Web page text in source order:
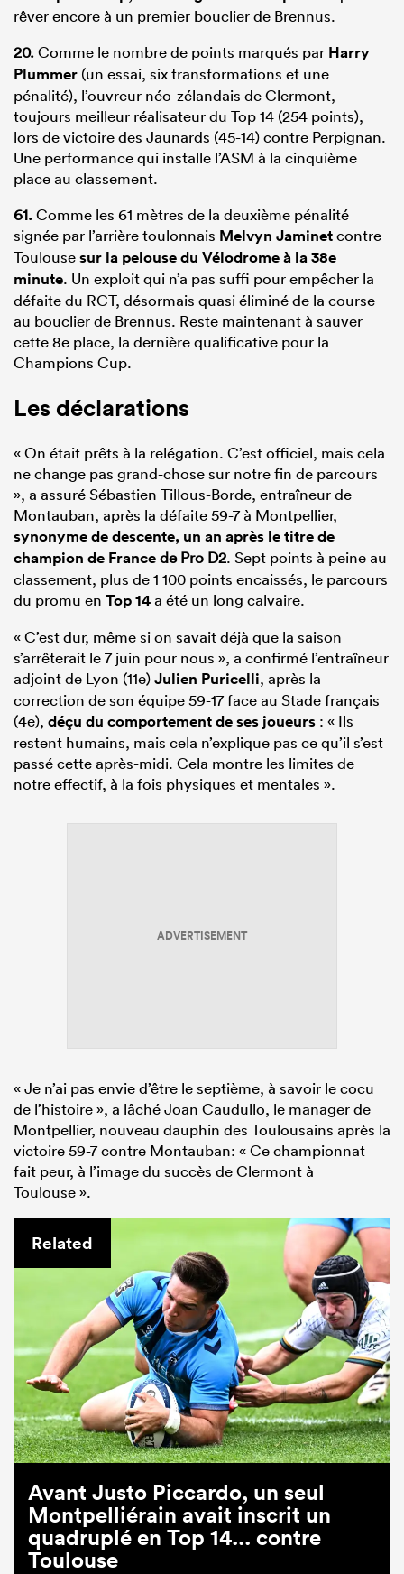
rêver encore à un premier bouclier de Brennus.
20.Comme le nombre de points marqués par Harry
Plummer (un essai, six transformations et une
pénalité), l’ouvreur néo-zélandais de Clermont,
toujours meilleur réalisateur du Top 14 (254 points),
lors de victoire des Jaunards (45-14) contre Perpignan.
Une performance qui installe l’ASM à la cinquième
place au classement.
61.Comme les 61 mètres de la deuxième pénalité
signée par l’arrière toulonnais Melvyn Jaminetcontre
Toulousesur la pelouse du Vélodrome à la 38e
minute. Un exploit qui n’a pas suffi pour empêcher la
défaite du RCT, désormais quasi éliminé de la course
au bouclier de Brennus. Reste maintenant à sauver
cette 8e place, la dernière qualificative pour la
Champions Cup.
Les déclarations
« On était prêts à la relégation. C’est officiel, mais cela
ne change pas grand-chose sur notre fin de parcours
», a assuré Sébastien Tillous-Borde, entraîneur de
Montauban, après la défaite 59-7 à Montpellier,
synonyme de descente, un an après le titre de
champion de Francede Pro D2. Sept points à peine au
classement, plus de 1 100 points encaissés, le parcours
du promu en Top 14a été un long calvaire.
« C’est dur, même si on savait déjà que la saison
s’arrêterait le 7 juin pour nous », a confirmé l’entraîneur
adjoint de Lyon (11e)Julien Puricelli, après la
correction de son équipe 59-17 face au Stade français
(4e), déçu du comportement de ses joueurs : « Ils
restent humains, mais cela n’explique pas ce qu’il s’est
passé cette après-midi. Cela montre les limites de
notre effectif, à la fois physiques et mentales ».
ADVERTISEMENT
« Je n’ai pas envie d’être le septième, à savoir le cocu
de l’histoire », a lâché Joan Caudullo, le manager de
Montpellier, nouveau dauphin des Toulousains après la
victoire 59-7 contre Montauban: « Ce championnat
fait peur, à l’image du succès de Clermont à
Toulouse ».
Related
Avant Justo Piccardo, un seul
Montpelliérain avait inscrit un
quadruplé en Top 14... contre
Toulouse